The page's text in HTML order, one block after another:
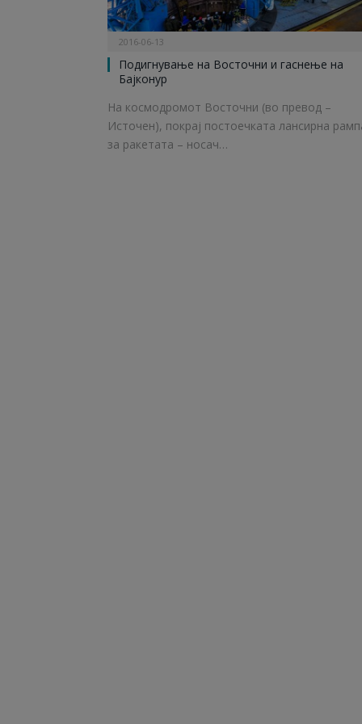
2016-06-13
Подигнување на Восточни и гаснење на
Бајконур
На космодромот Восточни (во превод –
Источен), покрај постоечката лансирна
за ракетата – носач…